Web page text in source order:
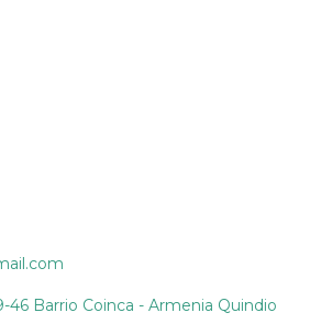
46 Barrio Coinca - Armenia Quindio